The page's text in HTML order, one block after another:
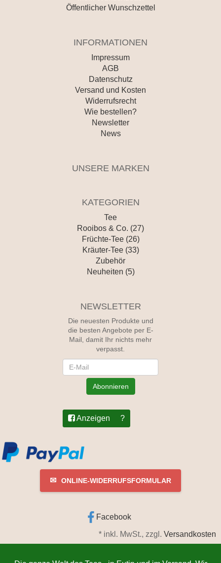
Öffentlicher Wunschzettel
INFORMATIONEN
Impressum
AGB
Datenschutz
Versand und Kosten
Widerrufsrecht
Wie bestellen?
Newsletter
News
UNSERE MARKEN
KATEGORIEN
Tee
Rooibos & Co. (27)
Früchte-Tee (26)
Kräuter-Tee (33)
Zubehör
Neuheiten (5)
NEWSLETTER
Die neuesten Produkte und
die besten Angebote per E-
Mail, damit Ihr nichts mehr
verpasst.
Abonnieren
Anzeigen ?
✉ ONLINE-WIDERRUFSFORMULAR
Facebook
* inkl. MwSt., zzgl. Versandkosten